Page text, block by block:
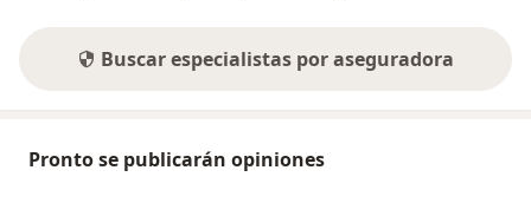
Buscar especialistas por aseguradora
Pronto se publicarán opiniones